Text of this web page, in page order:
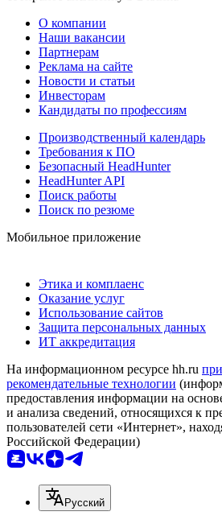
О компании
Наши вакансии
Партнерам
Реклама на сайте
Новости и статьи
Инвесторам
Кандидаты по профессиям
Производственный календарь
Требования к ПО
Безопасный HeadHunter
HeadHunter API
Поиск работы
Поиск по резюме
Мобильное приложение
Этика и комплаенс
Оказание услуг
Использование сайтов
Защита персональных данных
ИТ аккредитация
На информационном ресурсе hh.ru
рекомендательные технологии
предоставления информации на
и анализа сведений, относящихся к
пользователей сети «Интернет»,
Российской Федерации)
Русский